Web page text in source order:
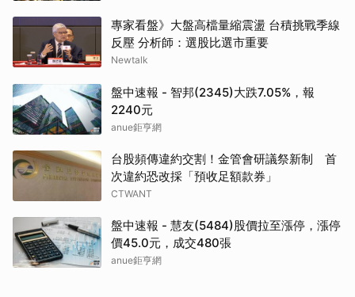
專家看盤》大盤高檔量縮震盪 台積挑戰季線
反壓 分析師：選股比選市重要
Newtalk
盤中速報 - 智邦(2345)大跌7.05%，報
2240元
anue鉅亨網
台股頻傳違約交割！金管會研議祭新制 首
次違約恐改採「預收足額款券」
CTWANT
盤中速報 - 慧友(5484)股價拉至漲停，漲停
價45.0元，成交480張
anue鉅亨網